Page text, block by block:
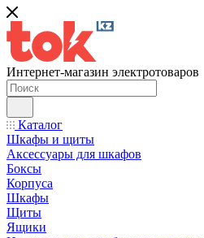
Интернет-магазин электротоваров
Каталог
Шкафы и щиты
Аксессуары для шкафов
Боксы
Корпуса
Шкафы
Щиты
Ящики